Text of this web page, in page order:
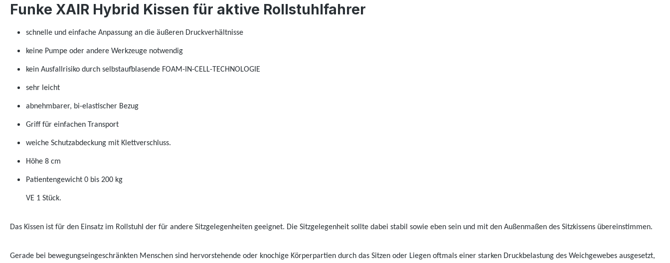
Funke XAIR Hybrid Kissen für aktive Rollstuhlfahrer
schnelle und einfache Anpassung an die äußeren Druckverhältnisse
keine Pumpe oder andere Werkzeuge notwendig
kein Ausfallrisiko durch selbstaufblasende FOAM-IN-CELL-TECHNOLOGIE
sehr leicht
abnehmbarer, bi-elastischer Bezug
Griff für einfachen Transport
weiche Schutzabdeckung mit Klettverschluss.
Höhe 8 cm
Patientengewicht 0 bis 200 kg
VE 1 Stück.
Das Kissen ist für den Einsatz im Rollstuhl der für andere Sitzgelegenheiten geeignet. Die Sitzgelegenheit sollte dabei stabil sowie eben sein und mit den Außenmaßen des Sitzkissens übereinstimmen.
Gerade bei bewegungseingeschränkten Menschen sind hervorstehende oder knochige Körperpartien durch das Sitzen oder Liegen oftmals einer starken Druckbelastung des Weichgewebes ausgesetzt,